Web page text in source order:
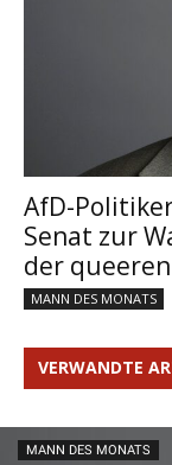
AfD-
Senat zur
der
MANN DES MONATS
VERWANDTE
MANN DES MONATS